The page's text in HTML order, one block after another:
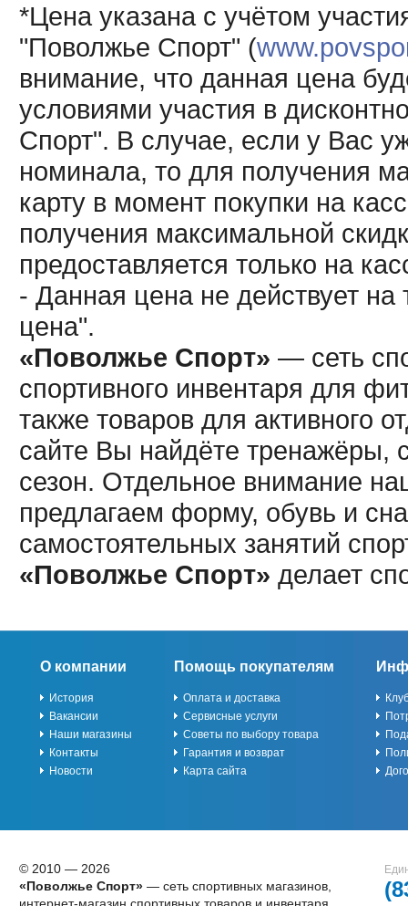
*Цена указана с учётом
"Поволжье Спорт" (
внимание, что данная цена
условиями участия в
Спорт". В случае, если у Вас
номинала, то для получения
карту в момент покупки на
получения максимальной
предоставляется только на
- Данная цена не действует
цена".
«Поволжье Спорт» — сеть
спортивного инвентаря для
также товаров для активного
сайте Вы найдёте тренажёры,
сезон. Отдельное внимание
предлагаем форму, обувь и
самостоятельных занятий
«Поволжье Спорт» делает
О компании
История
Вакансии
Наши магазины
Контакты
Новости
Помощь покупателям
Оплата и доставка
Сервисные услуги
Советы по выбору товара
Гарантия и возврат
Карта сайта
© 2010 — 2026
«Поволжье Спорт»— сеть спортивных магазинов,